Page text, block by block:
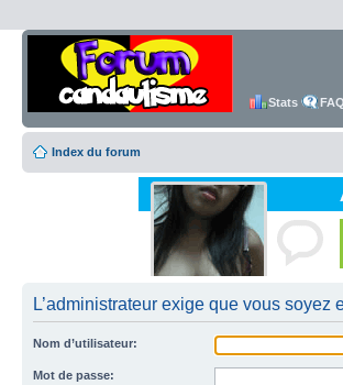
Stats FAQ
Index du forum
L’administrateur exige que vous
Nom d’utilisateur:
Mot de passe: